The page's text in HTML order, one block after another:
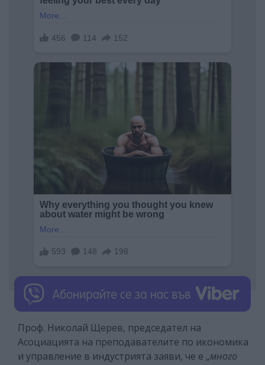
Проф. Николай Щерев, председател на
Асоциацията на преподавателите по икономика
и управление в индустрията заяви, че е „много